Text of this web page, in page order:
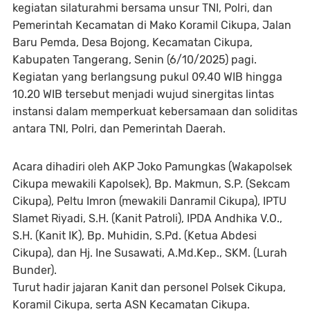
kegiatan silaturahmi bersama unsur TNI, Polri, dan
Pemerintah Kecamatan di Mako Koramil Cikupa, Jalan
Baru Pemda, Desa Bojong, Kecamatan Cikupa,
Kabupaten Tangerang, Senin (6/10/2025) pagi.
Kegiatan yang berlangsung pukul 09.40 WIB hingga
10.20 WIB tersebut menjadi wujud sinergitas lintas
instansi dalam memperkuat kebersamaan dan soliditas
antara TNI, Polri, dan Pemerintah Daerah.
Acara dihadiri oleh AKP Joko Pamungkas (Wakapolsek
Cikupa mewakili Kapolsek), Bp. Makmun, S.P. (Sekcam
Cikupa), Peltu Imron (mewakili Danramil Cikupa), IPTU
Slamet Riyadi, S.H. (Kanit Patroli), IPDA Andhika V.O.,
S.H. (Kanit IK), Bp. Muhidin, S.Pd. (Ketua Abdesi
Cikupa), dan Hj. Ine Susawati, A.Md.Kep., SKM. (Lurah
Bunder).
Turut hadir jajaran Kanit dan personel Polsek Cikupa,
Koramil Cikupa, serta ASN Kecamatan Cikupa.